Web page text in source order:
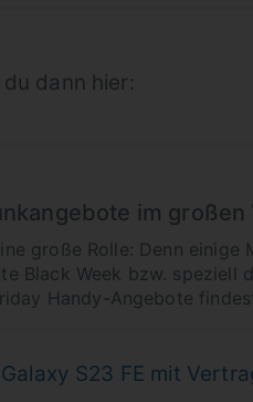
dann hier:
im großen
große Rolle: Denn einige
Black Week bzw. speziell
Handy-Angebote
Galaxy S23 FE mit